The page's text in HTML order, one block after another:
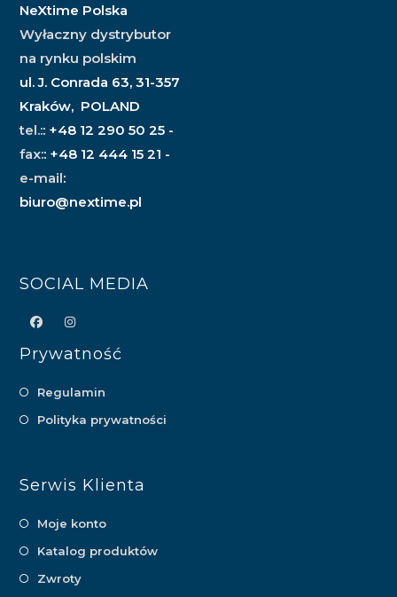
NeXtime Polska
Wyłaczny dystrybutor
na rynku polskim
ul. J. Conrada 63, 31-357
Kraków, POLAND
tel.:: +48 12 290 50 25 -
fax:: +48 12 444 15 21 -
e-mail:
biuro@nextime.pl
SOCIAL MEDIA
Prywatność
Regulamin
Polityka prywatności
Serwis Klienta
Moje konto
Katalog produktów
Zwroty